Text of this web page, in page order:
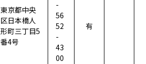
東京都中央
区日本橋人
形町三丁目5
番4号
-
56
52
-
43
00
有